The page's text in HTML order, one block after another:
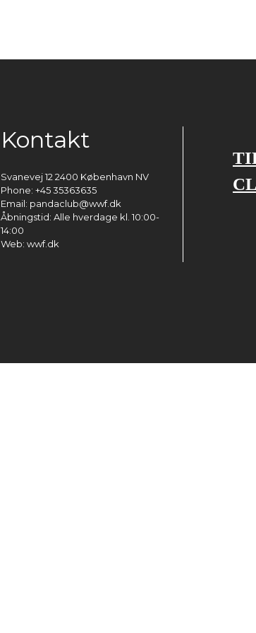
Kontakt
Svanevej 12 2400 København NV
Phone: +45 35363635
Email: pandaclub@wwf.dk
Åbningstid: Alle hverdage kl. 10:00-
14:00
Web: wwf.dk